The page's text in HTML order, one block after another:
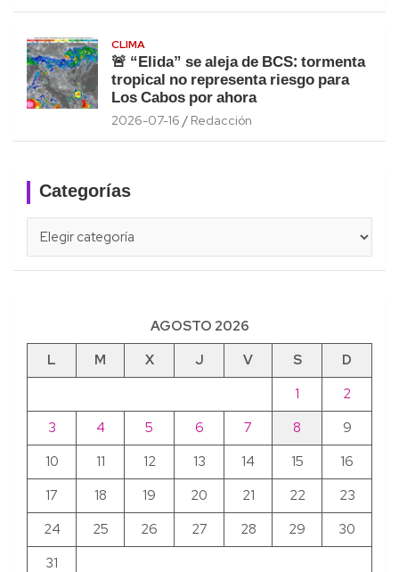
CLIMA
🚨 “Elida” se aleja de BCS: tormenta
tropical no representa riesgo para
Los Cabos por ahora
2026-07-16 Redacción
Categorías
AGOSTO 2026
L
M X J V S
D
1
2
3
4 5 6 7 8
9
10
11 12 13 14 15
16
17
18 19 20 21 22
23
24
25 26 27 28 29
30
31